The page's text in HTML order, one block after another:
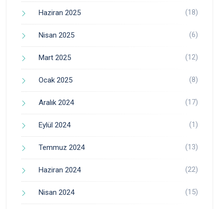
Haziran 2025 (18)
Nisan 2025 (6)
Mart 2025 (12)
Ocak 2025 (8)
Aralık 2024 (17)
Eylül 2024 (1)
Temmuz 2024 (13)
Haziran 2024 (22)
Nisan 2024 (15)